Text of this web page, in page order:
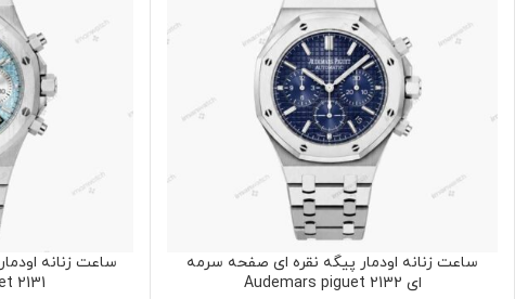
ساعت زنانه اودمار پیگه نقره ای صفحه سرمه
ای Audemars piguet 2132
ساعت زنانه
2131